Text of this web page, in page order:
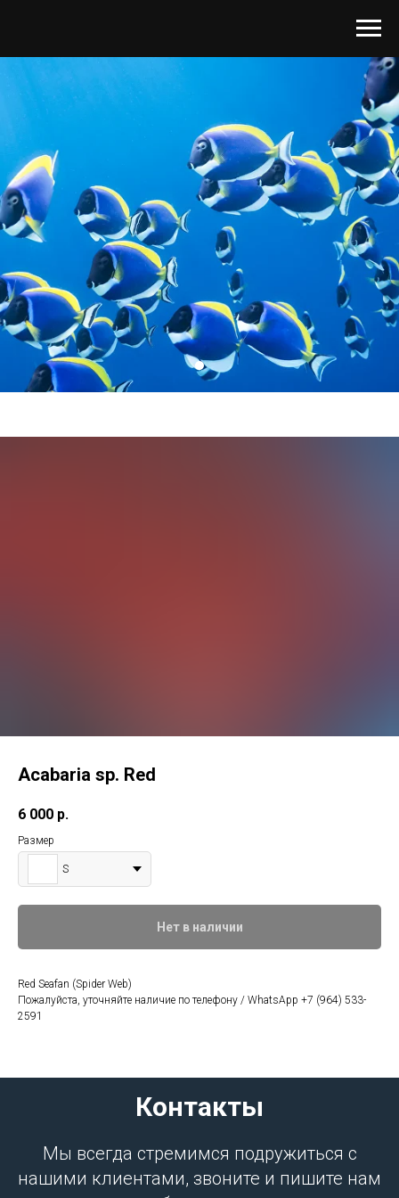
Acabaria sp. Red
6 000 р.
Размер
S
Нет в наличии
Red Seafan (Spider Web)
Пожалуйста, уточняйте наличие по телефону / WhatsApp +7 (964) 533-
2591
Контакты
Мы всегда стремимся подружиться с
нашими клиентами, звоните и пишите нам